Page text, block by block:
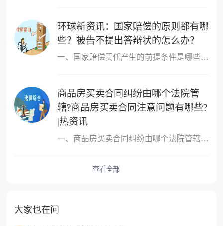
环球新资讯：国家赔偿的原则都有哪
些？被告不提出答辩状的怎么办？
一、国家赔偿责任产生的前提条件是哪些国家赔偿责任产生的前提条件
商品房买卖合同纠纷由哪个法院管
辖?商品房买卖合同注意问题有哪些?
|热资讯
一、商品房买卖合同纠纷由哪个法院管辖?很多人的概念中，只要是房屋
查看全部
大家也在问